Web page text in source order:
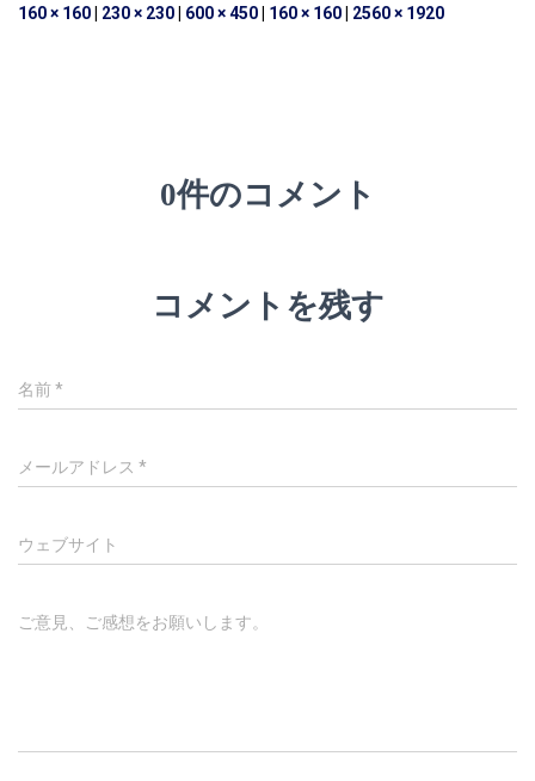
160 × 160| 230 × 230| 600 × 450| 160 × 160| 2560 × 1920
0件のコメント
コメントを残す
名前*
メールアドレス *
ウェブサイト
ご意見、ご感想をお願いします。